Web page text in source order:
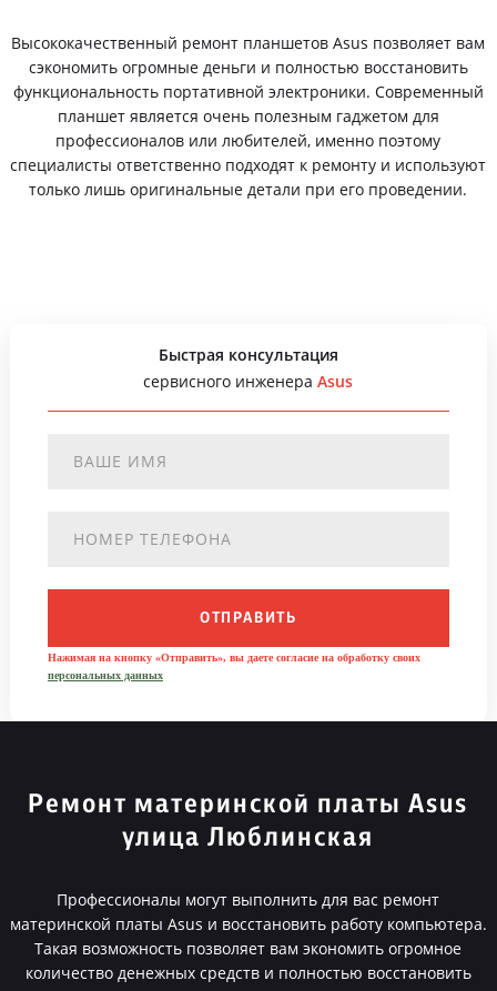
Высококачественный ремонт планшетов Asus позволяет вам
сэкономить огромные деньги и полностью восстановить
функциональность портативной электроники. Современный
планшет является очень полезным гаджетом для
профессионалов или любителей, именно поэтому
специалисты ответственно подходят к ремонту и используют
только лишь оригинальные детали при его проведении.
Быстрая консультация
сервисного инженераAsus
ОТПРАВИТЬ
Нажимая на кнопку «Отправить», вы даете согласие на обработку своих
персональных данных
Ремонт материнской платы Asus
улица Люблинская
Профессионалы могут выполнить для вас ремонт
материнской платы Asus и восстановить работу компьютера.
Такая возможность позволяет вам экономить огромное
количество денежных средств и полностью восстановить